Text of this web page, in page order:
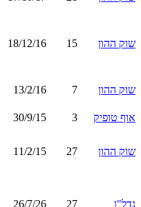
שוק ההון 15
18/12/16
שוק ההון 7
13/2/16
אוף טופיק 3
30/9/15
שוק ההון 27
11/2/15
נדל"ן 27
26/7/26